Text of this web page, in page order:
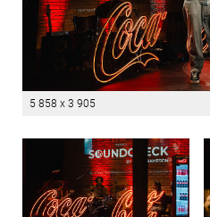
5 858 x 3 905